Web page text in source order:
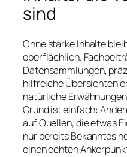
sind
Ohne starke Inhalte
oberflächlich.
Datensammlungen,
hilfreiche Übersichten
natürliche
Grund ist einfach:
auf Quellen, die etwas
nur bereits Bekanntes
einen echten